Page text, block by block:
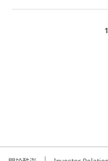
1